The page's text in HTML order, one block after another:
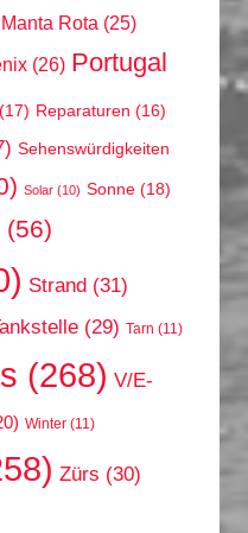
Manta Rota (25)
(26) Portugal
(17) Reparaturen (16)
Sehenswürdigkeiten
Solar (10) Sonne (18)
(56)
Strand (31)
(29) Tarn (11)
(268) V/E-
Winter (11)
Zürs (30)